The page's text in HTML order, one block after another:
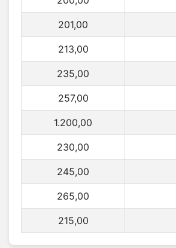
201,00
213,00
235,00
257,00
1.200,00
230,00
245,00
265,00
215,00